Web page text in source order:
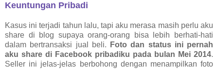
Keuntungan Pribadi
Kasus ini terjadi tahun lalu, tapi aku merasa masih perlu aku
share di blog supaya orang-orang bisa lebih berhati-hati
dalam bertransaksi jual beli. Foto dan status ini pernah
aku share di Facebook pribadiku pada bulan Mei 2014.
Seller ini jelas-jelas berbohong dengan menampilkan foto